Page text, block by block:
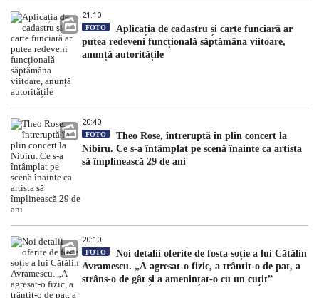
21:10
FOTO
Aplicația de cadastru și carte funciară ar
putea redeveni funcțională săptămâna viitoare,
anunță autoritățile
20:40
FOTO
Theo Rose, întreruptă în plin concert la
Nibiru. Ce s-a întâmplat pe scenă înainte ca artista
să împlinească 29 de ani
20:10
FOTO
Noi detalii oferite de fosta soție a lui Cătălin
Avramescu. „A agresat-o fizic, a trântit-o de pat, a
strâns-o de gât și a amenințat-o cu un cuțit”